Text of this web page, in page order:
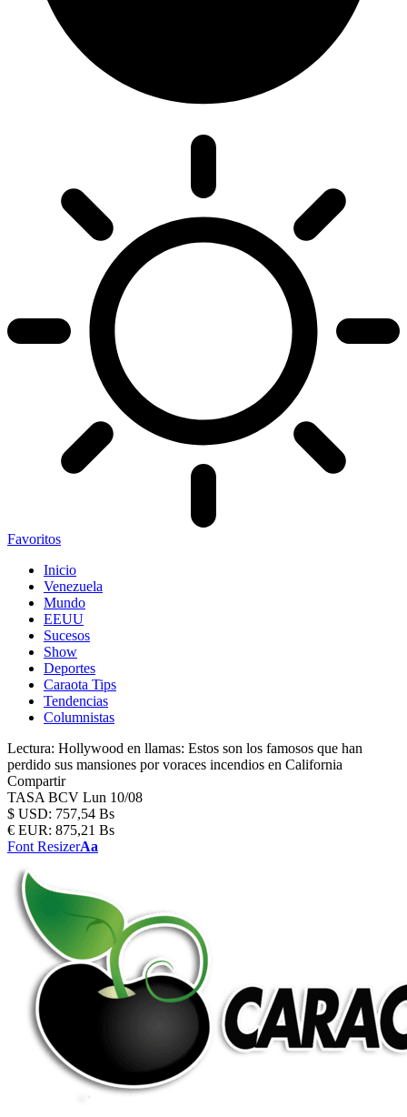
Favoritos
Inicio
Venezuela
Mundo
EEUU
Sucesos
Show
Deportes
Caraota Tips
Tendencias
Columnistas
Lectura: Hollywood en llamas: Estos son los famosos que han
perdido sus mansiones por voraces incendios en California
Compartir
TASA BCV Lun 10/08
$ USD: 757,54 Bs
€ EUR: 875,21 Bs
Font ResizerAa